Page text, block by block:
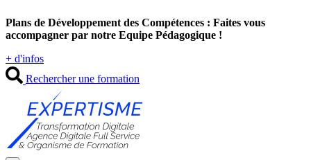
au
contenu
Plans de Développement des Compétences : Faites vous
accompagner par notre Equipe Pédagogique !
+ d'infos
Rechercher une formation